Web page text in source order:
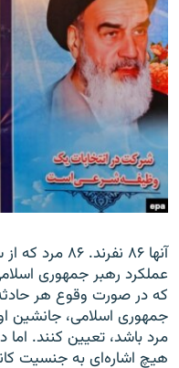
گزارش‌های ویدئویی
English
به ما بپیوندید
زبان‌های دیگر
عملکرد رهبر جمهوری
که در صورت وقوع هر
جمهوری اسلامی، جانشین
مرد باشد، تعیین کنند.
هیچ اشاره‌ای به جنسیت